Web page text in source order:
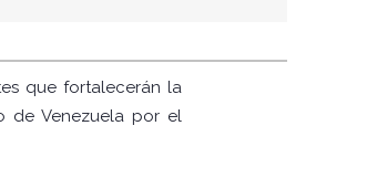
que fortalecerán la
de Venezuela por el